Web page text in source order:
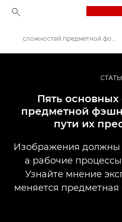
Профессиональная фото- и видеосъемка
Истории
сложностей предметной фотосъемки в фэшн-индустрии
Пять
предметной
пути их
Изображения должны
а рабочие
Узнайте мнение
меняется